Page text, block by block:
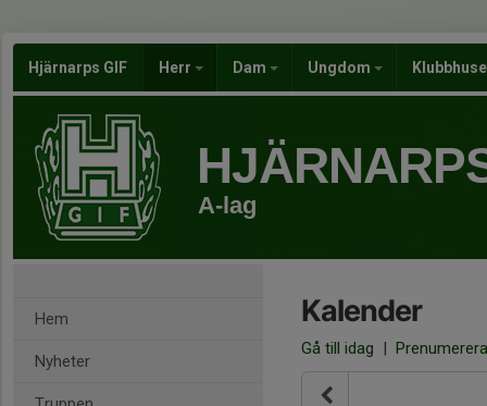
Hjärnarps GIF Herr Dam Ungdom
A-lag
Hem
Nyheter
Kalender
Gå till idag | Prenumerera